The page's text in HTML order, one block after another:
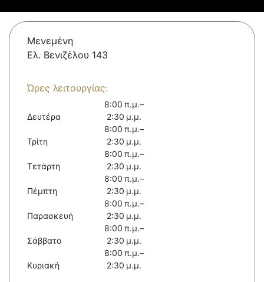
Μενεμένη
Ελ. Βενιζέλου 143
Ώρες λειτουργίας:
Δευτέρα
8:00 π.μ.–
2:30 μ.μ.
Τρίτη
8:00 π.μ.–
2:30 μ.μ.
Τετάρτη
8:00 π.μ.–
2:30 μ.μ.
Πέμπτη
8:00 π.μ.–
2:30 μ.μ.
Παρασκευή
8:00 π.μ.–
2:30 μ.μ.
Σάββατο
8:00 π.μ.–
2:30 μ.μ.
Κυριακή
8:00 π.μ.–
2:30 μ.μ.